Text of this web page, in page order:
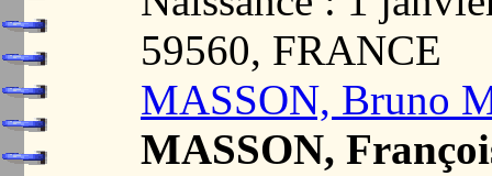
59560, FRANCE
MASSON, Bruno
MASSON,